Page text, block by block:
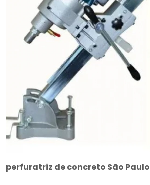
perfuratriz de concreto São Paulo